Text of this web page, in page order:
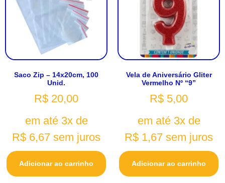
Saco Zip – 14x20cm, 100
Unid.
R$ 20,00
em até 3x de
R$ 6,67 sem juros
Adicionar ao carrinho
Vela de Aniversário Gliter
Vermelho Nº “9”
R$ 5,00
em até 3x de
R$ 1,67 sem juros
Adicionar ao carrinho